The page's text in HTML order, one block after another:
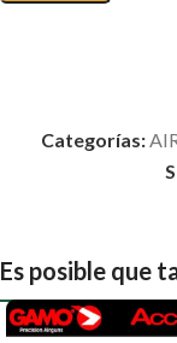
Categorías:
Es posible que